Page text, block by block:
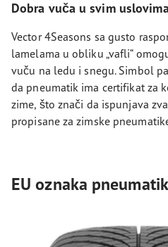
Dobra vuča u svim
Vector 4Seasons sa gusto
lamelama u obliku „vafli“
vuču na ledu i snegu. Simbol
da pneumatik ima certifikat za
zime, što znači da ispunjava
propisane za zimske
EU oznaka